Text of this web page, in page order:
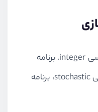
integer، برنامه
stochastic، برنامه